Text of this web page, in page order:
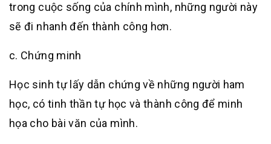
trong cuộc sống của chính mình, những người này
sẽ đi nhanh đến thành công hơn.
c. Chứng minh
Học sinh tự lấy dẫn chứng về những người ham
học, có tinh thần tự học và thành công để minh
họa cho bài văn của mình.